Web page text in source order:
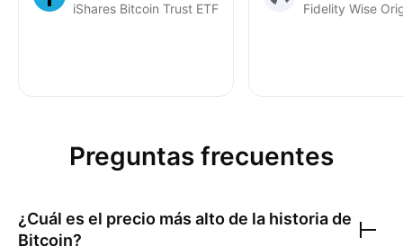
iShares Bitcoin Trust ETF
Preguntas frecuentes
¿Cuál es el precio más alto de la historia de
Bitcoin?